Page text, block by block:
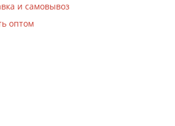
и самовывоз
оптом